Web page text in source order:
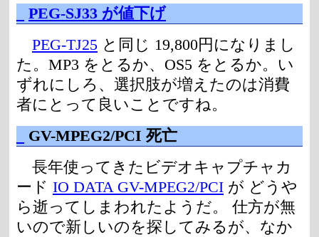
PEG-SJ33 が値下げ
PEG-TJ25 と同じ 19,800円になりまし
た。MP3 をとるか、OS5 をとるか。い
ずれにしろ、選択肢が増えたのは消費
者にとって良いことですね。
GV-MPEG2/PCI 死亡
長年使ってきたビデオキャプチャカ
ード IO DATA GV-MPEG2/PCI が どうや
ら逝ってしまわれたようだ。 仕方が無
いので新しいのを探してみるが、なか